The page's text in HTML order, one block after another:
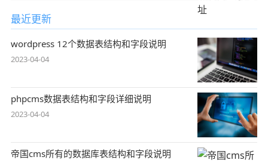
最近更新
wordpress 12个数据表结构和字段说明
2023-04-04
phpcms数据表结构和字段详细说明
2023-04-04
帝国cms所有的数据库表结构和字段说明